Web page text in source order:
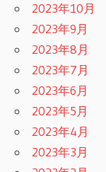
2023年10月
2023年9月
2023年8月
2023年7月
2023年6月
2023年5月
2023年4月
2023年3月